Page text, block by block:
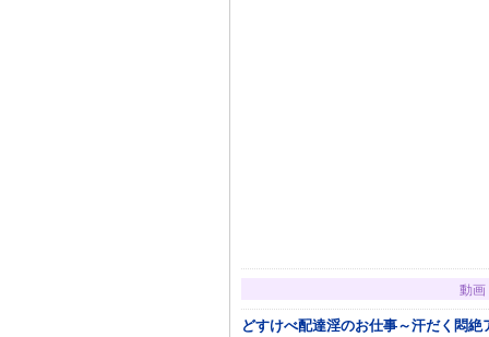
動画
どすけべ配達淫のお仕事～汗だく悶